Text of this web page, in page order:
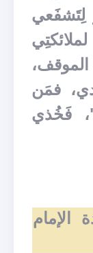
لِتَشفَعي
فمَن
فَخُذي
الإمام